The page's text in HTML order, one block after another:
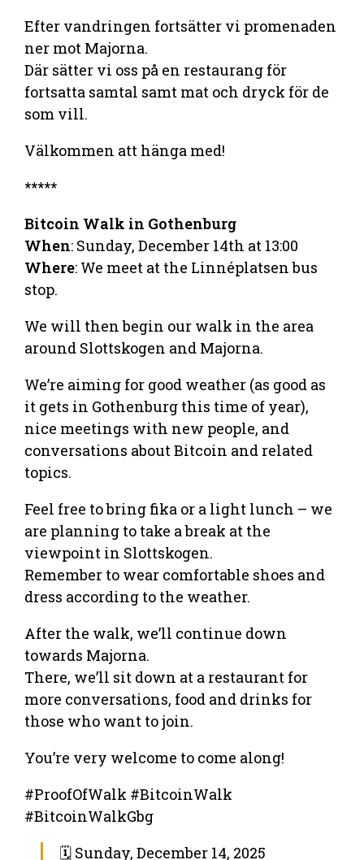
Efter vandringen fortsätter vi promenaden
ner mot Majorna.
Där sätter vi oss på en restaurang för
fortsatta samtal samt mat och dryck för de
som vill.
Välkommen att hänga med!
*****
Bitcoin Walk in Gothenburg
When: Sunday, December 14th at 13:00
Where: We meet at the Linnéplatsen bus
stop.
We will then begin our walk in the area
around Slottskogen and Majorna.
We’re aiming for good weather (as good as
it gets in Gothenburg this time of year),
nice meetings with new people, and
conversations about Bitcoin and related
topics.
Feel free to bring fika or a light lunch – we
are planning to take a break at the
viewpoint in Slottskogen.
Remember to wear comfortable shoes and
dress according to the weather.
After the walk, we’ll continue down
towards Majorna.
There, we’ll sit down at a restaurant for
more conversations, food and drinks for
those who want to join.
You’re very welcome to come along!
#ProofOfWalk #BitcoinWalk
#BitcoinWalkGbg
🗓 Sunday, December 14, 2025